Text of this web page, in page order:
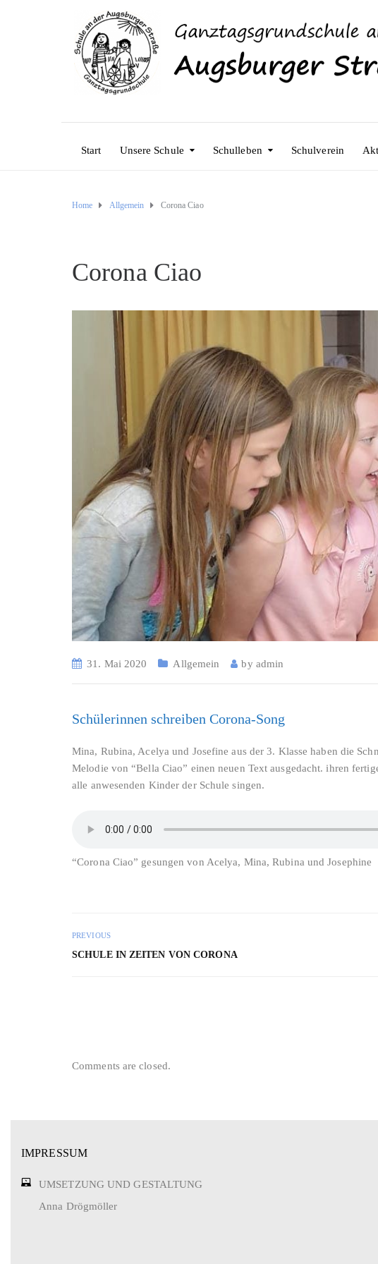
Start Unsere Schule Schulleben Schulverein
Home Allgemein Corona Ciao
Corona Ciao
31. Mai 2020 Allgemein by admin
Schülerinnen schreiben Corona-Song
Mina, Rubina, Acelya und Josefine aus der 3. Klasse haben die
Melodie von “Bella Ciao” einen neuen Text ausgedacht. ihren
alle anwesenden Kinder der Schule singen.
“Corona Ciao” gesungen von Acelya, Mina, Rubina und Josephine
PREVIOUS
SCHULE IN ZEITEN VON CORONA
Comments are closed.
IMPRESSUM
UMSETZUNG UND GESTALTUNG
Anna Drögmöller